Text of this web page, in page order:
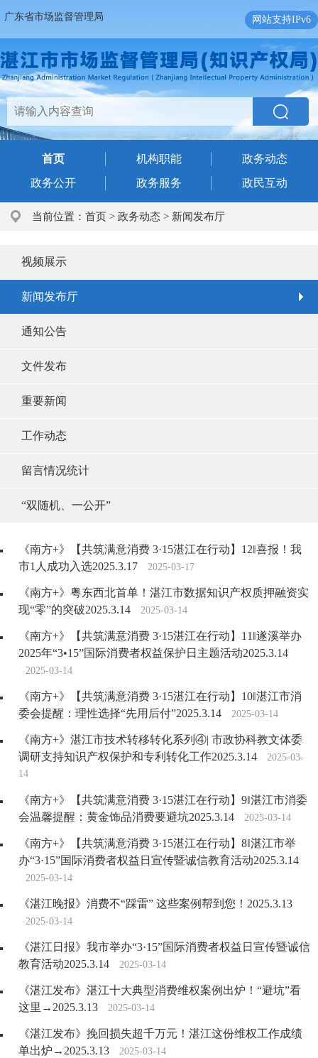
广东省市场监督管理局 网站支持IPv6
首页 机构职能
政务动态
政务公开
政务服务 政民互动
当前位置： 首页 > 政务动态 > 新闻发布厅
视频展示
新闻发布厅
通知公告
文件发布
重要新闻
工作动态
留言情况统计
“双随机、一公开”
《南方+》【共筑满意消费 3·15湛江在行动】12‖喜报！我
市1人成功入选2025.3.17
2025-03-17
《南方+》粤东西北首单！湛江市数据知识产权质押融资实
现“零”的突破2025.3.14
2025-03-14
《南方+》【共筑满意消费 3·15湛江在行动】11‖遂溪举办
2025年“3•15”国际消费者权益保护日主题活动2025.3.14
2025-03-14
《南方+》【共筑满意消费 3·15湛江在行动】10‖湛江市消
委会提醒：理性选择“先用后付”2025.3.14
2025-03-14
《南方+》湛江市技术转移转化系列④| 市政协科教文体委
调研支持知识产权保护和专利转化工作2025.3.14
2025-03-
14
《南方+》【共筑满意消费 3·15湛江在行动】9‖湛江市消委
会温馨提醒：黄金饰品消费要避坑2025.3.14
2025-03-14
《南方+》【共筑满意消费 3·15湛江在行动】8‖湛江市举
办“3·15”国际消费者权益日宣传暨诚信教育活动2025.3.14
2025-03-14
《湛江晚报》消费不“踩雷” 这些案例帮到您！2025.3.13
2025-03-14
《湛江日报》我市举办“3·15”国际消费者权益日宣传暨诚信
教育活动2025.3.14
2025-03-14
《湛江发布》湛江十大典型消费维权案例出炉！“避坑”看
这里→2025.3.13
2025-03-14
《湛江发布》挽回损失超千万元！湛江这份维权工作成绩
单出炉→2025.3.13
2025-03-14